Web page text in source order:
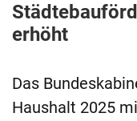
erhöht
Das
Haushalt 2025